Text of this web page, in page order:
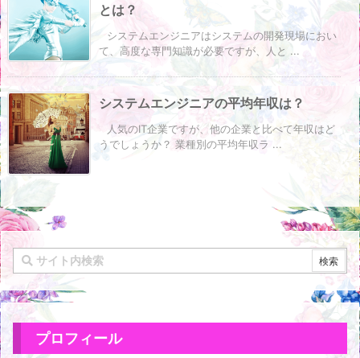
とは？
システムエンジニアはシステムの開発現場におい
て、高度な専門知識が必要ですが、人と ...
システムエンジニアの平均年収は？
人気のIT企業ですが、他の企業と比べて年収はど
うでしょうか？ 業種別の平均年収ラ ...
プロフィール